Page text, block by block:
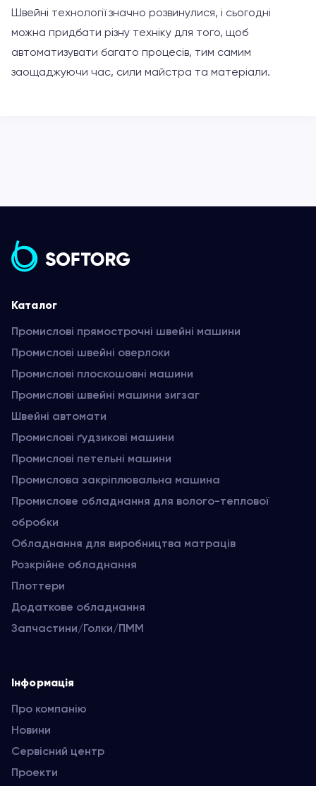
Швейні технології значно розвинулися, і сьогодні
можна придбати різну техніку для того, щоб
автоматизувати багато процесів, тим самим
заощаджуючи час, сили майстра та матеріали.
Каталог
Промислові прямострочні швейні машини
Промислові швейні оверлоки
Промислові плоскошовні машини
Промислові швейні машини зигзаг
Швейні автомати
Промислові ґудзикові машини
Промислові петельні машини
Промислова закріплювальна машина
Промислове обладнання для волого-теплової
обробки
Обладнання для виробництва матраців
Розкрійне обладнання
Плоттери
Додаткове обладнання
Запчастини/Голки/ПММ
Інформація
Про компанію
Новини
Сервісний центр
Проекти